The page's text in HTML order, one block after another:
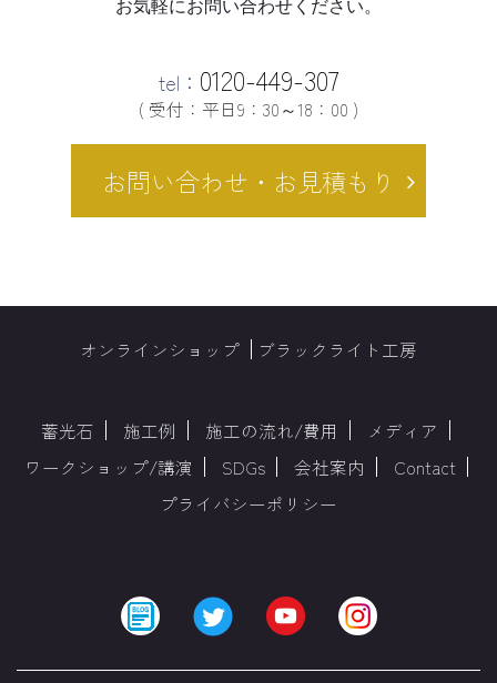
お気軽にお問い合わせください。
tel： 0120-449-307
( 受付：平日9：30～18：00 )
お問い合わせ・お見積もり
オンラインショップ ブラックライト工房
蓄光石 施工例 施工の流れ/費用
メディア
ワークショップ/講演
SDGs 会社案内
Contact
プライバシーポリシー